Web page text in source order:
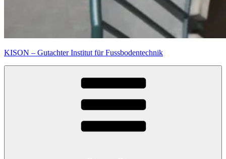
KISON – Gutachter Institut für Fussbodentechnik